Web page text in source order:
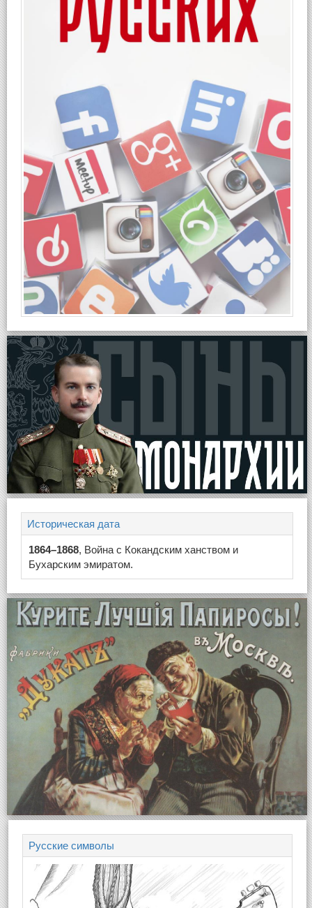
Историческая дата
1864–1868, Война с Кокандским ханством и
Бухарским эмиратом.
Русские символы